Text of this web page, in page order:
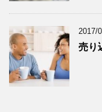
2017/
売り